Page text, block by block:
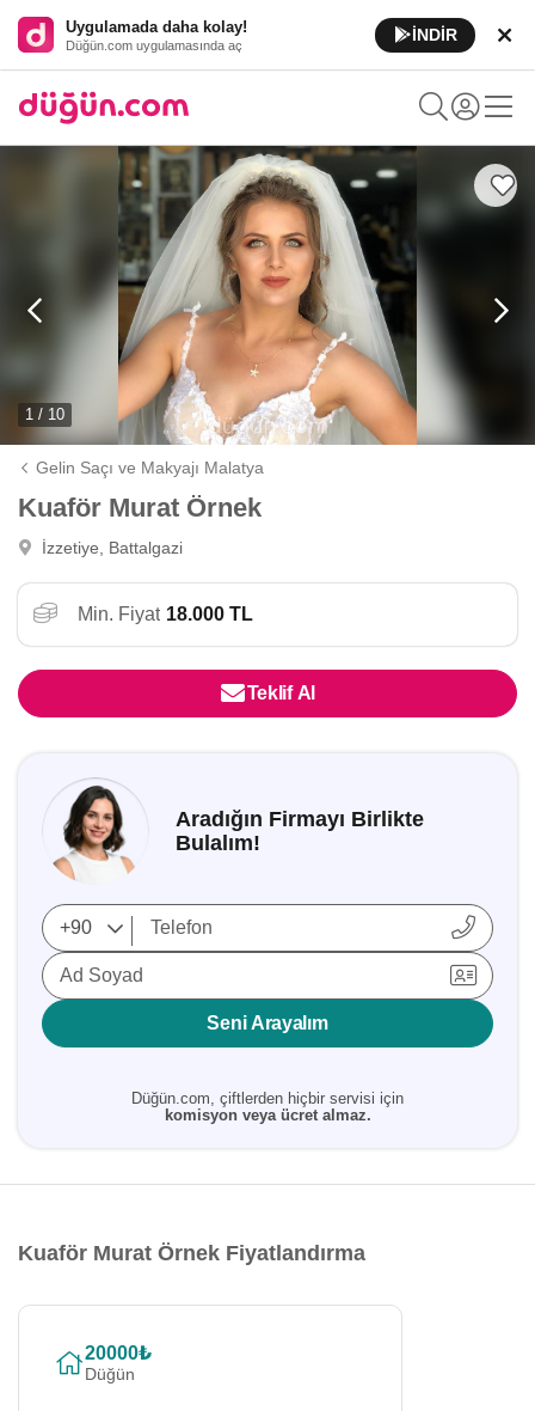
Uygulamada daha kolay!
Düğün.com uygulamasında aç
İNDİR
1 / 10
Gelin Saçı ve Makyajı Malatya
Kuaför Murat Örnek
İzzetiye, Battalgazi
Min. Fiyat 18.000 TL
Teklif Al
Aradığın Firmayı Birlikte
Bulalım!
Ad Soyad
Seni Arayalım
Düğün.com, çiftlerden hiçbir servisi için
komisyon veya ücret almaz.
Kuaför Murat Örnek Fiyatlandırma
20000₺
Düğün